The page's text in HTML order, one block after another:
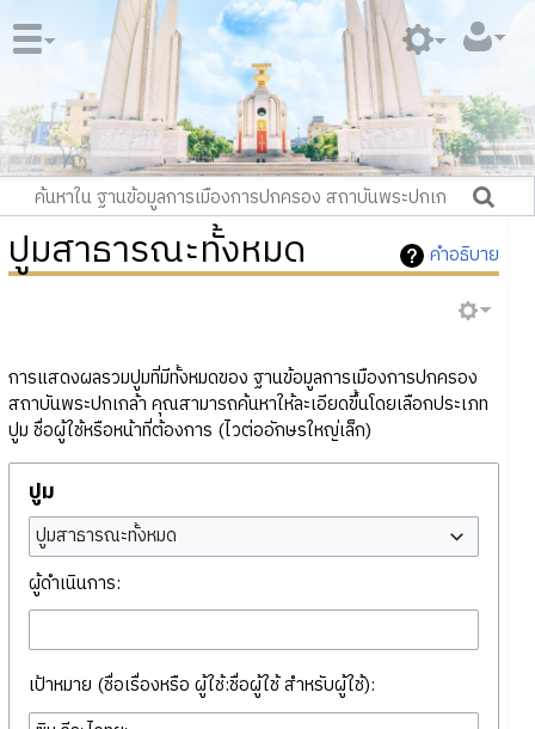
คำอธิบาย
ปูมสาธารณะทั้งหมด
การแสดงผลรวมปูมที่มีทั้งหมดของ ฐานข้อมูลการเมืองการปกครอง
สถาบันพระปกเกล้า คุณสามารถค้นหาให้ละเอียดขึ้นโดยเลือกประเภท
ปูม ชื่อผู้ใช้หรือหน้าที่ต้องการ (ไวต่ออักษรใหญ่เล็ก)
ปูม
ปูมสาธารณะทั้งหมด
ผู้ดำเนินการ:
เป้าหมาย (ชื่อเรื่องหรือ ผู้ใช้:ชื่อผู้ใช้ สำหรับผู้ใช้):